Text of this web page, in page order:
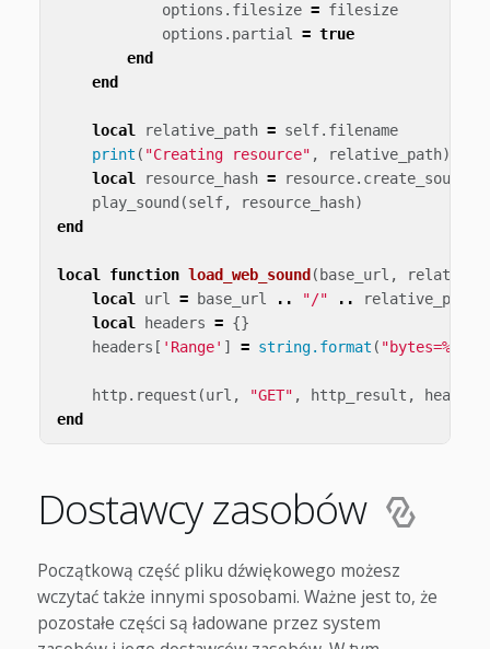
options . filesize = filesize
options . partial = true
end
end
local relative_path = self. filename
print ( "Creating resource" , relative_path)
local
resource_hash = resource.
play_sound (self, resource_hash)
end
local function load_web_sound ( base_url ,
local url = base_url .. "/" ..
relative_path
local
headers = {}
headers [ 'Range' ] = string.format ( "bytes=%d-
http. request (url , "GET" , http_result , headers
end
Dostawcy zasobów
Początkową część pliku dźwiękowego możesz
wczytać także innymi sposobami. Ważne jest to, że
pozostałe części są ładowane przez system